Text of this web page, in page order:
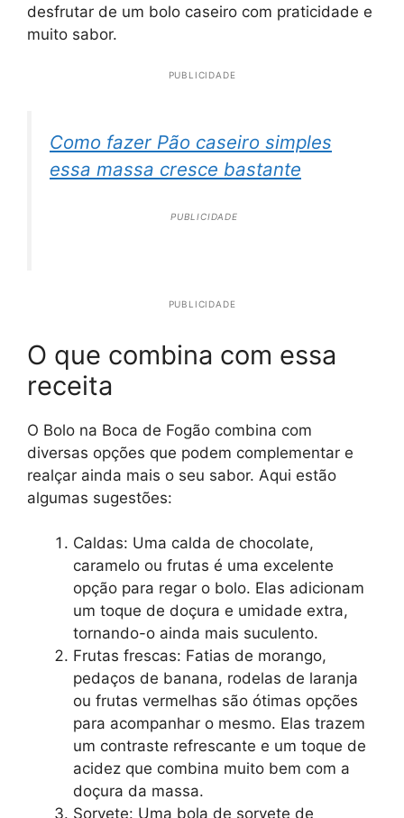
desfrutar de um bolo caseiro com praticidade e
muito sabor.
PUBLICIDADE
Como fazer Pão caseiro simples
essa massa cresce bastante
PUBLICIDADE
PUBLICIDADE
O que combina com essa
receita
O Bolo na Boca de Fogão combina com
diversas opções que podem complementar e
realçar ainda mais o seu sabor. Aqui estão
algumas sugestões:
Caldas: Uma calda de chocolate,
caramelo ou frutas é uma excelente
opção para regar o bolo. Elas adicionam
um toque de doçura e umidade extra,
tornando-o ainda mais suculento.
Frutas frescas: Fatias de morango,
pedaços de banana, rodelas de laranja
ou frutas vermelhas são ótimas opções
para acompanhar o mesmo. Elas trazem
um contraste refrescante e um toque de
acidez que combina muito bem com a
doçura da massa.
Sorvete: Uma bola de sorvete de